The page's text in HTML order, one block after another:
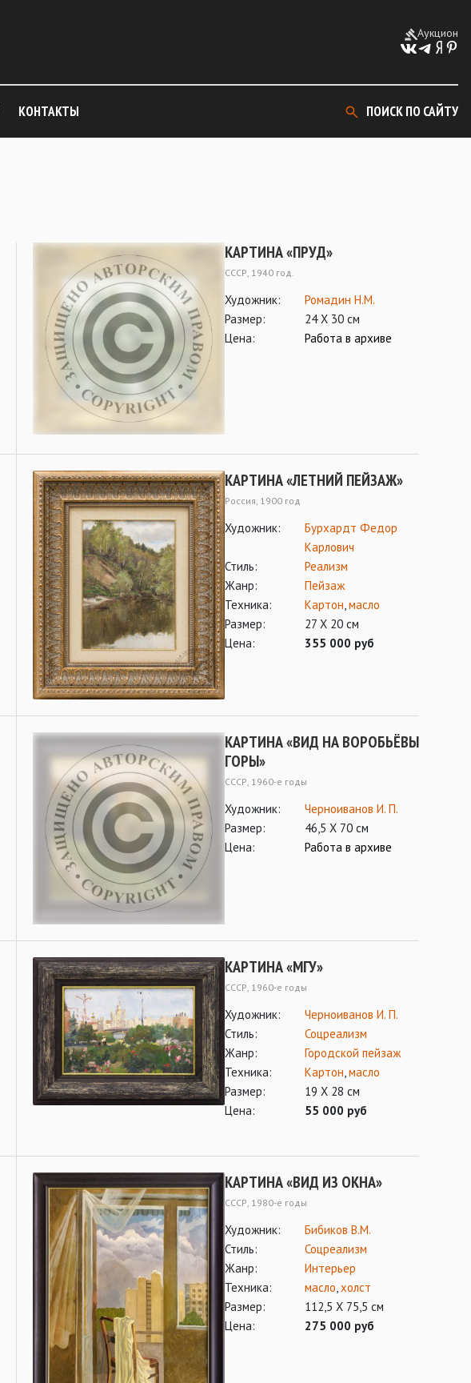
Аукцион
КОНТАКТЫ ПОИСК ПО САЙТУ
КАРТИНА «ПРУД»
СССР, 1940 год.
Художник:
Ромадин Н.М.
Размер:
24 Х 30 см
Цена:
Работа в архиве
КАРТИНА «ЛЕТНИЙ ПЕЙЗАЖ»
Россия, 1900 год
Художник:
Бурхардт Федор
Карлович
Стиль:
Реализм
Жанр:
Пейзаж
Техника:
Картон,масло
Размер:
27 Х 20 см
Цена:
355 000 руб
КАРТИНА «ВИД НА ВОРОБЬЁВЫ
ГОРЫ»
СССР, 1960-е годы
Художник:
Черноиванов И. П.
Размер:
46,5 Х 70 см
Цена:
Работа в архиве
КАРТИНА «МГУ»
СССР, 1960-е годы
Художник:
Черноиванов И. П.
Стиль:
Соцреализм
Жанр:
Городской пейзаж
Техника:
Картон,масло
Размер:
19 Х 28 см
Цена:
55 000 руб
КАРТИНА «ВИД ИЗ ОКНА»
СССР, 1980-е годы
Художник:
Бибиков В.М.
Стиль:
Соцреализм
Жанр:
Интерьер
Техника:
масло,холст
Размер:
112,5 Х 75,5 см
Цена:
275 000 руб